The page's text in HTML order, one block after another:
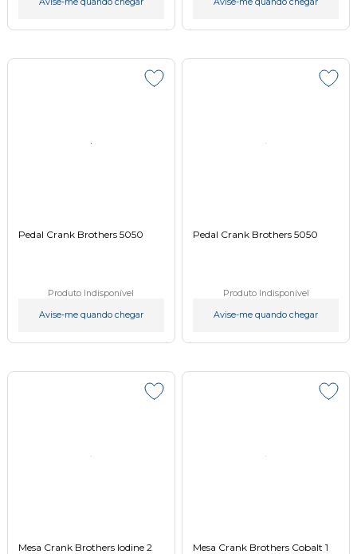
Pedal Crank Brothers 5050
Produto Indisponível
Avise-me quando chegar
Pedal Crank Brothers 5050
Produto Indisponível
Avise-me quando chegar
Mesa Crank Brothers Iodine 2 Mesa Crank Brothers Cobalt 1